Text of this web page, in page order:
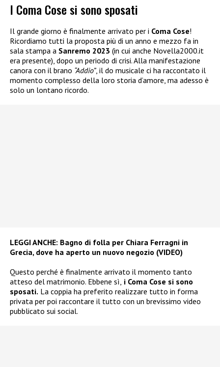
I Coma Cose si sono sposati
Il grande giorno è finalmente arrivato per i Coma Cose!
Ricordiamo tutti la proposta più di un anno e mezzo fa in
sala stampa a Sanremo 2023 (in cui anche Novella2000.it
era presente), dopo un periodo di crisi. Alla manifestazione
canora con il brano “Addio”, il do musicale ci ha raccontato il
momento complesso della loro storia d’amore, ma adesso è
solo un lontano ricordo.
LEGGI ANCHE: Bagno di folla per Chiara Ferragni in
Grecia, dove ha aperto un nuovo negozio (VIDEO)
Questo perché è finalmente arrivato il momento tanto
atteso del matrimonio. Ebbene sì, i Coma Cose si sono
sposati. La coppia ha preferito realizzare tutto in forma
privata per poi raccontare il tutto con un brevissimo video
pubblicato sui social.